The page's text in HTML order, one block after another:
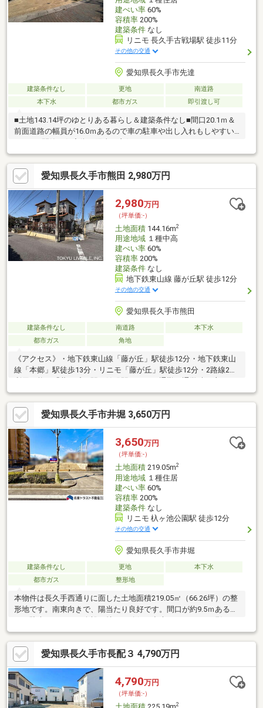
建ぺい率60%
容積率200%
建築条件なし
リニモ 長久手古戦場駅 徒歩11分
その他の交通
愛知県長久手市先達
建築条件なし 更地
南道路
本下水
都市ガス 即引渡し可
■土地143.14坪のゆとりある暮らし＆建築条件なし■間口20.1ｍ＆
前面道路の幅員が16.0ｍあるので車の駐車や出し入れもしやすい
愛知県長久手市熊田 2,980万円
2,980万円
（坪単価:-）
土地面積144.16m2
用途地域１種中高
建ぺい率60%
容積率200%
建築条件なし
地下鉄東山線 藤が丘駅 徒歩12分
その他の交通
愛知県長久手市熊田
建築条件なし 南道路
本下水
都市ガス
角地
《アクセス》・地下鉄東山線「藤が丘」駅徒歩12分・地下鉄東山
線「本郷」駅徒歩13分・リニモ「藤が丘」駅徒歩12分・2路線2駅
通うことができます《物件の特徴》・南東角地につき、日当たり
良好です・土地面積144.16㎡（43.6坪）・前面道路は各6.0m以上
とゆとりがあります・建築条件付き土地ではございません お好
きなハウスメーカーや工務店にて建築可能です
愛知県長久手市井堀 3,650万円
3,650万円
（坪単価:-）
土地面積219.05m2
用途地域１種住居
建ぺい率60%
容積率200%
建築条件なし
リニモ 杁ヶ池公園駅 徒歩12分
その他の交通
愛知県長久手市井堀
建築条件なし 更地
本下水
都市ガス
整形地
本物件は長久手西通りに面した土地面積219.05㎡（66.26坪）の整
形地です。南東向きで、陽当たり良好です。間口が約9.5ｍあるた
め、駐車スペースも余裕を持って確保が出来ます。また、現況更
地で建築条件がないため、お好きなハウスメーカーで建物を建て
ることが可能です。本物件に関するご内覧希望、ご不明な点、ご
質問等がございましたら、私「河本」までお気軽にお申し付け下
さい。
愛知県長久手市長配３ 4,790万円
4,790万円
（坪単価:-）
2